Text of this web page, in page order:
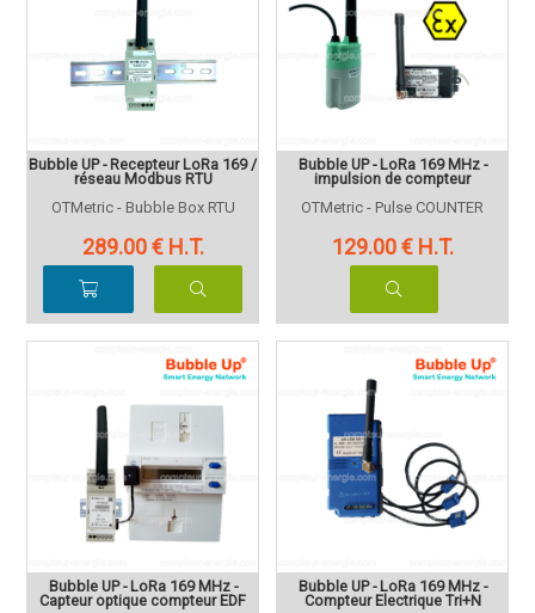
Bubble UP - Recepteur LoRa 169 /
réseau Modbus RTU
OTMetric - Bubble Box RTU
289.00 € H.T.
Bubble UP - LoRa 169 MHz -
impulsion de compteur
OTMetric - Pulse COUNTER
129.00 € H.T.
Bubble UP - LoRa 169 MHz -
Capteur optique compteur EDF
Bubble UP - LoRa 169 MHz -
Compteur Electrique Tri+N